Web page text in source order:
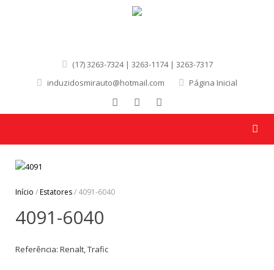
(17) 3263-7324 | 3263-1174 | 3263-7317
induzidosmirauto@hotmail.com
Página Inicial
Início /Estatores/ 4091-6040
4091-6040
Referência: Renalt, Trafic